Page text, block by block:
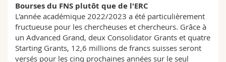
Bourses du FNS plutôt que de l'ERC
L'année académique 2022/2023 a été particulièrement
fructueuse pour les chercheuses et chercheurs. Grâce à
un Advanced Grand, deux Consolidator Grants et quatre
Starting Grants, 12,6 millions de francs suisses seront
versés pour les cinq prochaines années sur le seul